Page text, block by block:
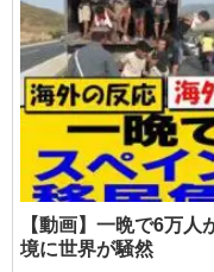
【動画】一晩で6万
境に世界が騒然